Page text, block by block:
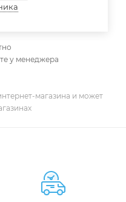
у менеджера
магазина и может